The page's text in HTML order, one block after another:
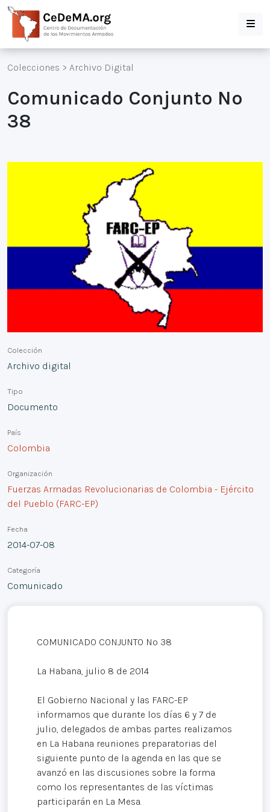
Colecciones > Archivo Digital
Comunicado Conjunto Nº
38
Colección
Archivo digital
Tipo
Documento
País
Colombia
Organización
Fuerzas Armadas Revolucionarias de Colombia - Ejército
del Pueblo (FARC-EP)
Fecha
2014-07-08
Categoría
Comunicado
COMUNICADO CONJUNTO Nº 38
La Habana, julio 8 de 2014
El Gobierno Nacional y las FARC-EP
informamos que durante los días 6 y 7 de
julio, delegados de ambas partes realizamos
en La Habana reuniones preparatorias del
siguiente punto de la agenda en las que se
avanzó en las discusiones sobre la forma
como los representantes de las víctimas
participarán en La Mesa.